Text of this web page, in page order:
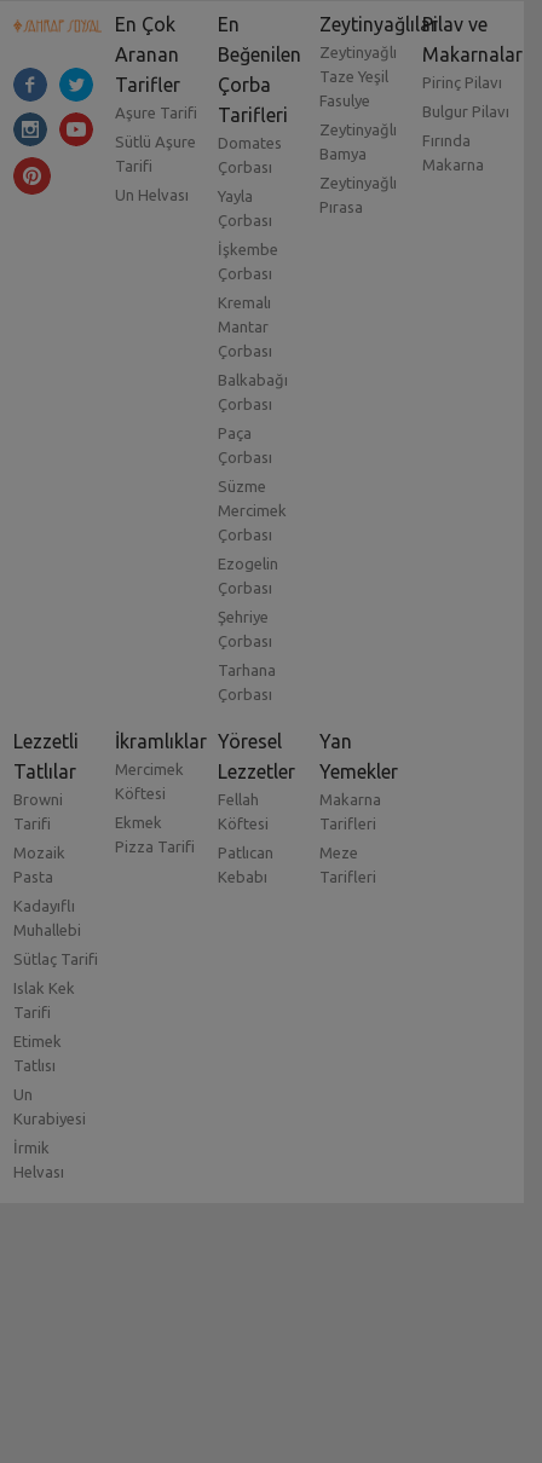
En Çok
Aranan
Tarifler
Aşure Tarifi
Sütlü Aşure
Tarifi
Un Helvası
En
Beğenilen
Çorba
Tarifleri
Domates
Çorbası
Yayla
Çorbası
İşkembe
Çorbası
Kremalı
Mantar
Çorbası
Balkabağı
Çorbası
Paça
Çorbası
Süzme
Mercimek
Çorbası
Ezogelin
Çorbası
Şehriye
Çorbası
Tarhana
Çorbası
Zeytinyağlılar
Zeytinyağlı
Taze Yeşil
Fasulye
Zeytinyağlı
Bamya
Zeytinyağlı
Pırasa
Pilav ve
Makarnalar
Pirinç Pilavı
Bulgur Pilavı
Fırında
Makarna
Lezzetli
Tatlılar
Browni
Tarifi
Mozaik
Pasta
Kadayıflı
Muhallebi
Sütlaç Tarifi
Islak Kek
Tarifi
Etimek
Tatlısı
Un
Kurabiyesi
İrmik
Helvası
İkramlıklar
Mercimek
Köftesi
Ekmek
Pizza Tarifi
Yöresel
Lezzetler
Fellah
Köftesi
Patlıcan
Kebabı
Yan
Yemekler
Makarna
Tarifleri
Meze
Tarifleri